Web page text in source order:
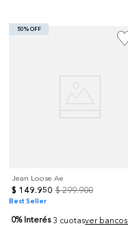
50% OFF
Jean Loose Ae
$ 149.950 $ 299.900
Best Seller
0% Interés 3 cuotasver bancos.